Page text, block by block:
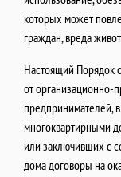
которых может
граждан, вреда
Настоящий Порядок
от
предпринимателей,
многоквартирными
или заключивших с
дома договоры на